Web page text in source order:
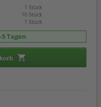
1 Stück
10 Stück
1 Stück
Tagen